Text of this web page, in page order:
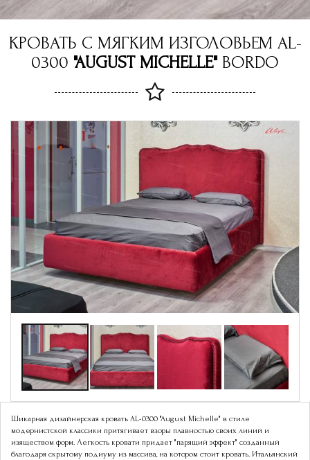
КРОВАТЬ С МЯГКИМ ИЗГОЛОВЬЕМ AL-
0300 "AUGUST MICHELLE" BORDO
Шикарная дизайнерская кровать AL-0300 "August Michelle" в стиле
модернистской классики притягивает взоры плавностью своих линий и
изяществом форм. Легкость кровати придает "парящий эффект" созданный
благодаря скрытому подиуму из массива, на котором стоит кровать. Итальянский